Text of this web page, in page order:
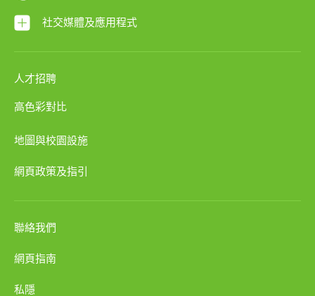
社交媒體及應用程式
人才招聘
高色彩對比
地圖與校園設施
網頁政策及指引
聯絡我們
網頁指南
私隱